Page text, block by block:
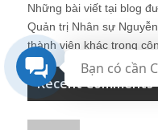
Những bài viết tại blog
Quản trị Nhân sự
thành viên khác trong
Recent Comments
Bạn có cần